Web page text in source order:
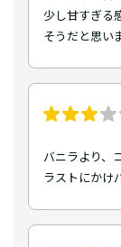
少し甘すぎる
そうだと思い
バニラより、
ラストにかけ